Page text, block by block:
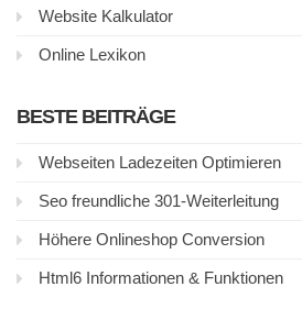
Website Kalkulator
Online Lexikon
BESTE BEITRÄGE
Webseiten Ladezeiten Optimieren
Seo freundliche 301-Weiterleitung
Höhere Onlineshop Conversion
Html6 Informationen & Funktionen